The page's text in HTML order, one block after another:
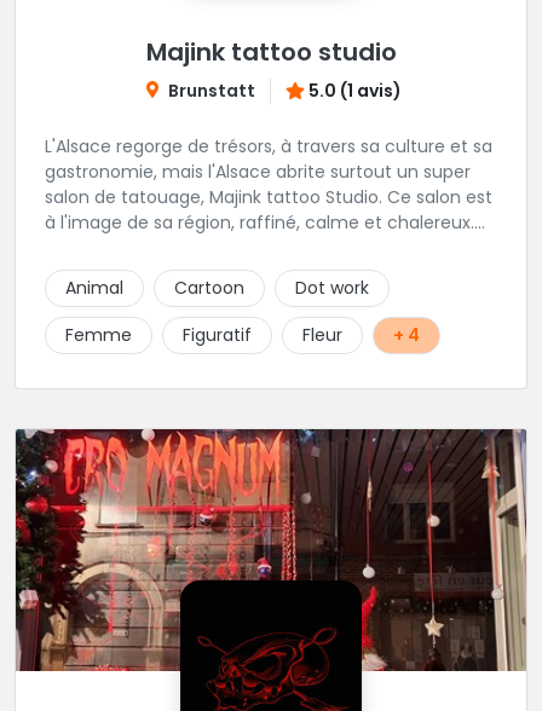
Majink tattoo studio
Brunstatt 5.0 (1 avis)
L'Alsace regorge de trésors, à travers sa culture et sa
gastronomie, mais l'Alsace abrite surtout un super
salon de tatouage, Majink tattoo Studio. Ce salon est
à l'image de sa région, raffiné, calme et chalereux.
découvrir son super shop !
Animal Cartoon
Dot work
Femme
Figuratif Fleur + 4